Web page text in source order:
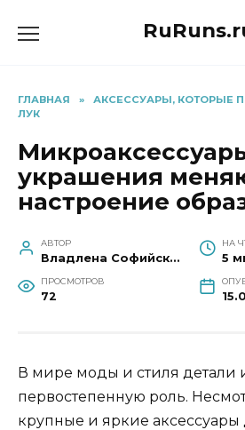
ГЛАВНАЯ »
АКСЕССУАРЫ, КОТОРЫЕ
ЛУК
украшения
настроение
АВТОР
Владлена Софийская
НА
5
ПРОСМОТРОВ
72
В мире моды и стиля детали
первостепенную роль.
крупные и яркие аксессуары